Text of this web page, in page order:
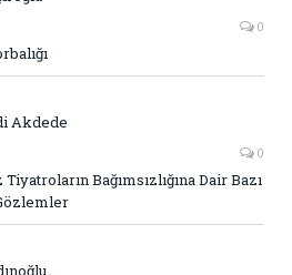
0
Akdede
0
Tiyatroların Bağımsızlığına Dair Bazı